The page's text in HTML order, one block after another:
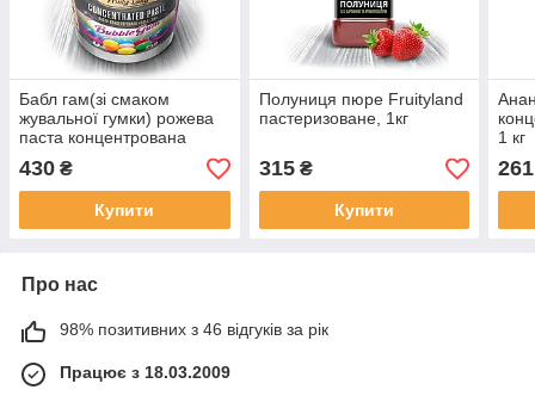
Бабл гам(зі смаком
жувальної гумки) рожева
паста концентрована
Fruityland
430 ₴
Купити
Полуниця пюре Fruityland
пастеризоване, 1кг
315₴
Купити
1 кг
261
Про нас
98% позитивних з 46 відгуків за рік
Працює з 18.03.2009